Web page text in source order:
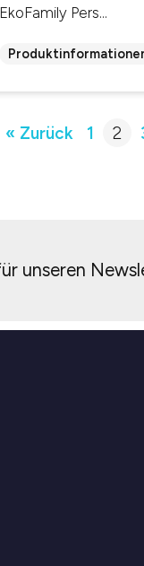
EkoFamily Pers...
« Zurück 1 2
unseren